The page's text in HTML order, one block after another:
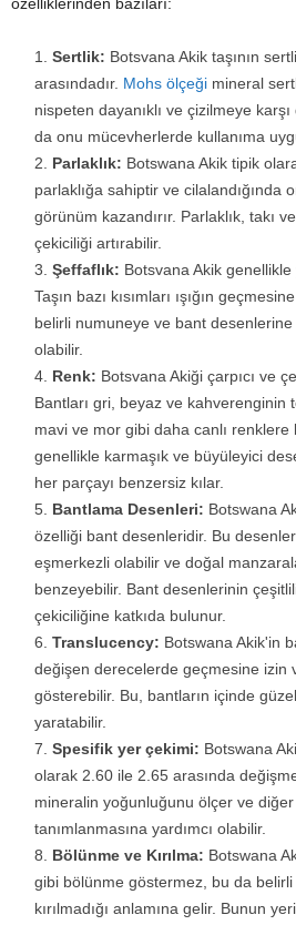
özelliklerinden bazıları:
Sertlik: Botsvana Akik taşının
arasındadır. Mohs ölçeği mineral
nispeten dayanıklı ve çizilmeye
da onu mücevherlerde kullanıma
Parlaklık: Botswana Akik tipik
parlaklığa sahiptir ve cilalandığında
görünüm kazandırır. Parlaklık, takı
çekiciliği artırabilir.
Şeffaflık: Botsvana Akik genellikle
Taşın bazı kısımları ışığın
belirli numuneye ve bant
olabilir.
Renk: Botsvana Akiği çarpıcı ve
Bantları gri, beyaz ve kahverenginin
mavi ve mor gibi daha canlı
genellikle karmaşık ve büyüleyici
her parçayı benzersiz kılar.
Bantlama Desenleri: Botswana
özelliği bant desenleridir. Bu
eşmerkezli olabilir ve doğal
benzeyebilir. Bant desenlerinin
çekiciliğine katkıda bulunur.
Translucency: Botswana Akik'in
değişen derecelerde geçmesine izin
gösterebilir. Bu, bantların içinde
yaratabilir.
Spesifik yer çekimi: Botswana
olarak 2.60 ile 2.65 arasında
mineralin yoğunluğunu ölçer ve
tanımlanmasına yardımcı olabilir.
Bölünme ve Kırılma: Botswana
gibi bölünme göstermez, bu da
kırılmadığı anlamına gelir. Bunun